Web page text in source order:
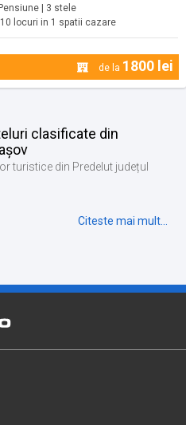
| 3 stele
10 locuri in 1 spatii cazare
de la 1800 lei
clasificate din
turistice din Predelut județul
Citeste mai mult...